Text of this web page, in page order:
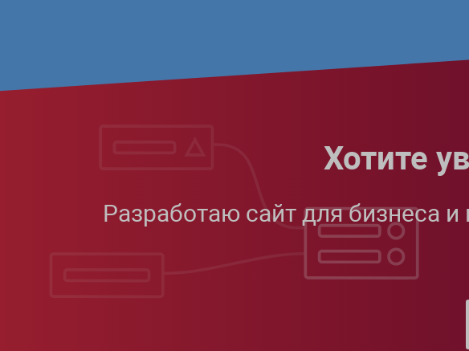
Хотите
Разработаю сайт для бизнеса